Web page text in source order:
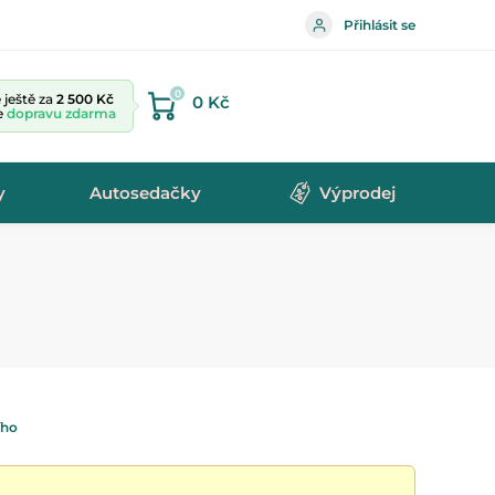
Přihlásit se
za 2 500 Kč
dopravu zdarma
0 0 Kč
Autosedačky Výprodej